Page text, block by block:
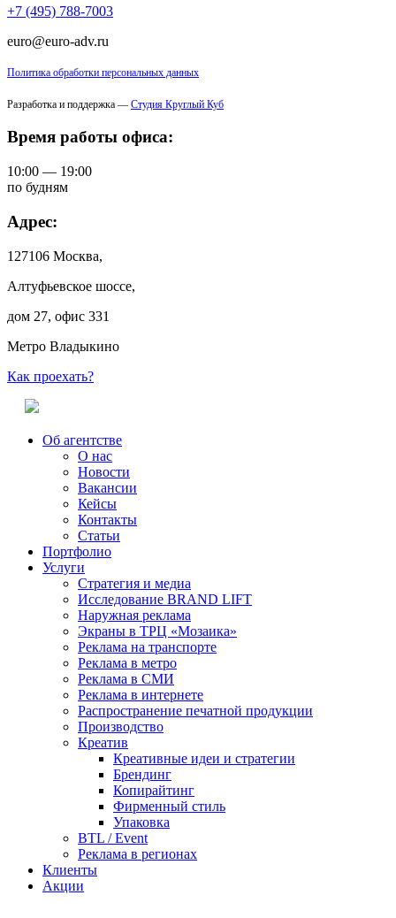
+7 (495) 788-7003
euro@euro-adv.ru
Политика обработки персональных данных
Разработка и поддержка — Студия Круглый Куб
Время работы офиса:
10:00 — 19:00
по будням
Адрес:
127106 Москва,
Алтуфьевское шоссе,
дом 27, офис 331
Метро Владыкино
Как проехать?
Об агентстве
О нас
Новости
Вакансии
Кейсы
Контакты
Статьи
Портфолио
Услуги
Стратегия и медиа
Исследование BRAND LIFT
Наружная реклама
Экраны в ТРЦ «Мозаика»
Реклама на транспорте
Реклама в метро
Реклама в СМИ
Реклама в интернете
Распространение печатной продукции
Производство
Креатив
Креативные идеи и стратегии
Брендинг
Копирайтинг
Фирменный стиль
Упаковка
BTL / Event
Реклама в регионах
Клиенты
Акции